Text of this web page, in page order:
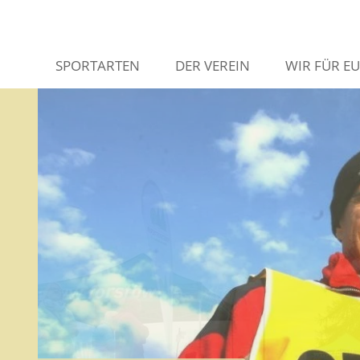
SPORTARTEN DER VEREIN WIR FÜR